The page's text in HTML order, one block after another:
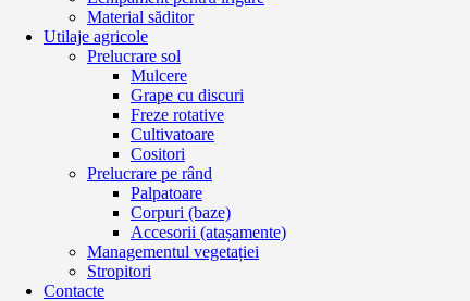
Material săditor
Utilaje agricole
Prelucrare sol
Mulcere
Grape cu discuri
Freze rotative
Cultivatoare
Cositori
Prelucrare pe rând
Palpatoare
Corpuri (baze)
Accesorii (atașamente)
Managementul vegetației
Stropitori
Contacte